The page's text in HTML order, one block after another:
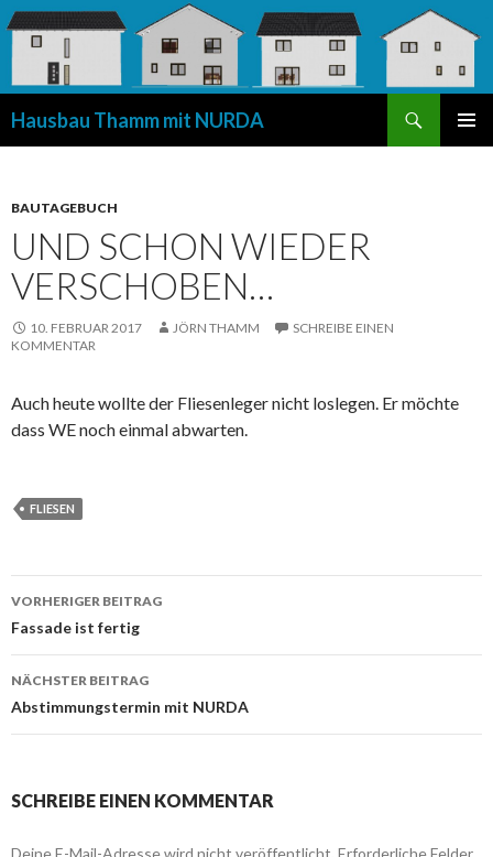
Hausbau Thamm mit NURDA
BAUTAGEBUCH
UND SCHON WIEDER
VERSCHOBEN…
10. FEBRUAR 2017 JÖRN THAMM
SCHREIBE EINEN
KOMMENTAR
Auch heute wollte der Fliesenleger nicht loslegen. Er möchte
dass WE noch einmal abwarten.
FLIESEN
Beitrags-
Navigation
VORHERIGER BEITRAG
Fassade ist fertig
NÄCHSTER BEITRAG
Abstimmungstermin mit NURDA
SCHREIBE EINEN KOMMENTAR
Deine E-Mail-Adresse wird nicht veröffentlicht. Erforderliche Felder